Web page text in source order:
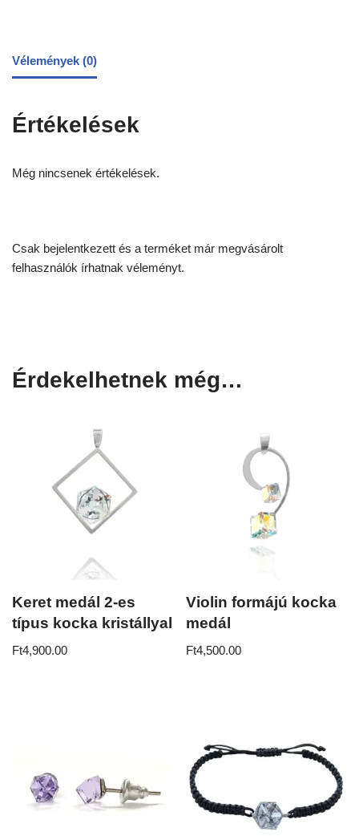
Vélemények (0)
Értékelések
Még nincsenek értékelések.
Csak bejelentkezett és a terméket már megvásárolt
felhasználók írhatnak véleményt.
Érdekelhetnek még…
Keret medál 2-es
típus kocka kristállyal
Ft4,900.00
Violin formájú kocka
medál
Ft4,500.00